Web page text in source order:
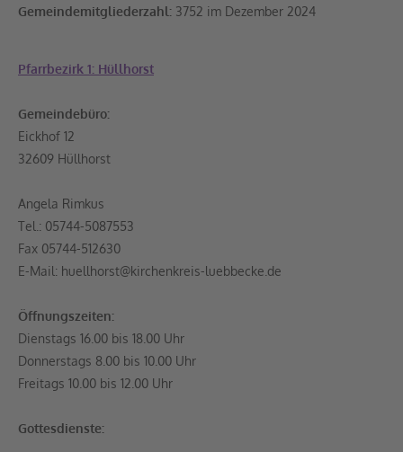
Gemeindemitgliederzahl: 3752 im Dezember 2024
Pfarrbezirk 1: Hüllhorst
Gemeindebüro:
Eickhof 12
32609 Hüllhorst
Angela Rimkus
Tel.: 05744-5087553
Fax 05744-512630
E-Mail: huellhorst@kirchenkreis-luebbecke.de
Öffnungszeiten:
Dienstags 16.00 bis 18.00 Uhr
Donnerstags 8.00 bis 10.00 Uhr
Freitags 10.00 bis 12.00 Uhr
Gottesdienste: